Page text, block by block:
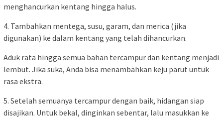
menghancurkan kentang hingga halus.
4. Tambahkan mentega, susu, garam, dan merica (jika
digunakan) ke dalam kentang yang telah dihancurkan.
Aduk rata hingga semua bahan tercampur dan kentang menjadi
lembut. Jika suka, Anda bisa menambahkan keju parut untuk
rasa ekstra.
5. Setelah semuanya tercampur dengan baik, hidangan siap
disajikan. Untuk bekal, dinginkan sebentar, lalu masukkan ke